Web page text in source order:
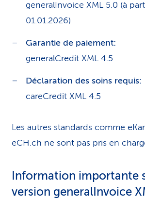
generalInvoice XML 5.0 (à
01.01.2026)
Garantie de paiement:
generalCredit XML 4.5
Déclaration des soins requis:
careCredit XML 4.5
Les autres standards comme
eCH.ch ne sont pas pris en
Information importante
version generalInvoice